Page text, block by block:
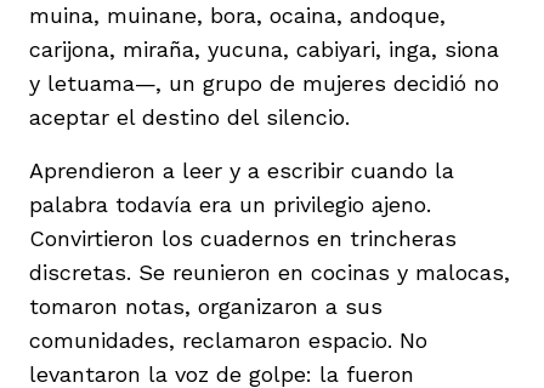
muina, muinane, bora, ocaina, andoque,
carijona, miraña, yucuna, cabiyari, inga, siona
y letuama—, un grupo de mujeres decidió no
aceptar el destino del silencio.
Aprendieron a leer y a escribir cuando la
palabra todavía era un privilegio ajeno.
Convirtieron los cuadernos en trincheras
discretas. Se reunieron en cocinas y malocas,
tomaron notas, organizaron a sus
comunidades, reclamaron espacio. No
levantaron la voz de golpe: la fueron
Ana